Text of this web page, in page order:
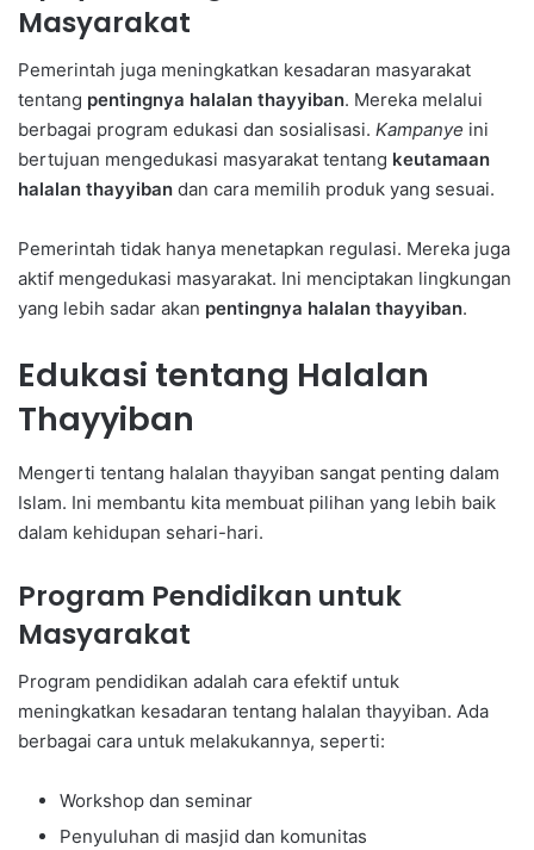
Masyarakat
Pemerintah juga meningkatkan kesadaran masyarakat
tentang pentingnya halalan thayyiban. Mereka melalui
berbagai program edukasi dan sosialisasi. Kampanye ini
bertujuan mengedukasi masyarakat tentang keutamaan
halalan thayyiban dan cara memilih produk yang sesuai.
Pemerintah tidak hanya menetapkan regulasi. Mereka juga
aktif mengedukasi masyarakat. Ini menciptakan lingkungan
yang lebih sadar akan pentingnya halalan thayyiban.
Edukasi tentang Halalan
Thayyiban
Mengerti tentang halalan thayyiban sangat penting dalam
Islam. Ini membantu kita membuat pilihan yang lebih baik
dalam kehidupan sehari-hari.
Program Pendidikan untuk
Masyarakat
Program pendidikan adalah cara efektif untuk
meningkatkan kesadaran tentang halalan thayyiban. Ada
berbagai cara untuk melakukannya, seperti:
Workshop dan seminar
Penyuluhan di masjid dan komunitas